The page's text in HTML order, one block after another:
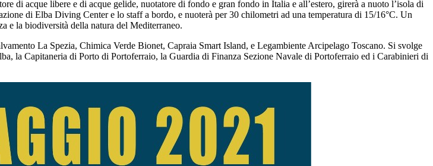
di acque libere e di acque gelide, nuotatore di fondo e gran fondo in Italia e all’estero, girerà a nuoto l’isola di
di Elba Diving Center e lo staff a bordo, e nuoterà per 30 chilometri ad una temperatura di 15/16°C. Un
e la biodiversità della natura del Mediterraneo.
La Spezia, Chimica Verde Bionet, Capraia Smart Island, e Legambiente Arcipelago Toscano. Si svolge
la Capitaneria di Porto di Portoferraio, la Guardia di Finanza Sezione Navale di Portoferraio ed i Carabinieri di